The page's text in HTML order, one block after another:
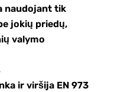
naudojant tik
jokių priedų,
valymo
ir viršija EN 973